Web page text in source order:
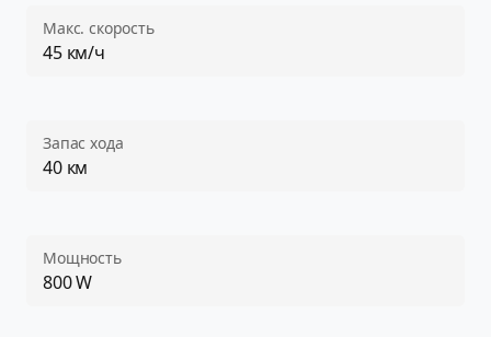
Макс. скорость
45 км/ч
Запас хода
40 км
Мощность
800 W